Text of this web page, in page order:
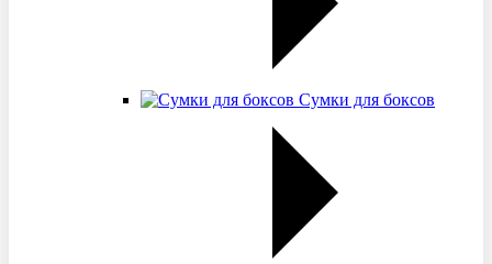
Сумки для боксов